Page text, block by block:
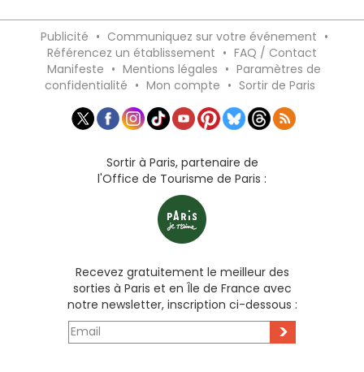
Publicité • Communiquez sur votre événement •
Référencez un établissement • FAQ / Contact
Manifeste • Mentions légales • Paramètres de
confidentialité • Mon compte • Sortir de Paris
Sortir à Paris, partenaire de
l'Office de Tourisme de Paris :
Recevez gratuitement le meilleur des
sorties à Paris et en Île de France avec
notre newsletter, inscription ci-dessous :
>